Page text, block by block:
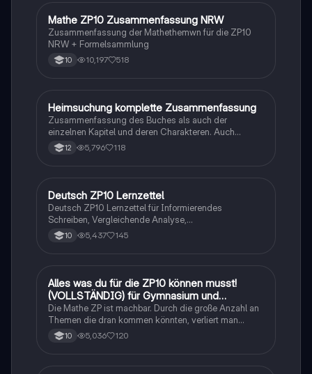
Mathe
Mathe ZP10 Zusammenfassung NRW
Zusammenfassung der Mathethemwn für die ZP10
NRW + Formelsammlung
10 10,197 518
Deutsch
Heimsuchung komplette Zusammenfassung
Zusammenfassung des Buches als auch der
einzelnen Kapitel und deren Charakteren. Auch
tabellarisch. Im Unterricht ohne KI erstellt
12 5,796 118
Deutsch
Deutsch ZP10 Lernzettel
Deutsch ZP10 Lernzettel für Informierendes
Schreiben, Vergleichende Analyse,
Sachtexte/Roman/Gedicht..
10 5,437 145
Mathe
Alles was du für die ZP10 können musst!
(VOLLSTÄNDIG) für Gymnasium und
Realschule
Die Mathe ZP ist machbar. Durch die große Anzahl an
Themen die dran kommen könnten, verliert man
schnell den Überblick. Also habe ich von den kleinsten
Themen bis hin zu den größten alles
10 5,036 120